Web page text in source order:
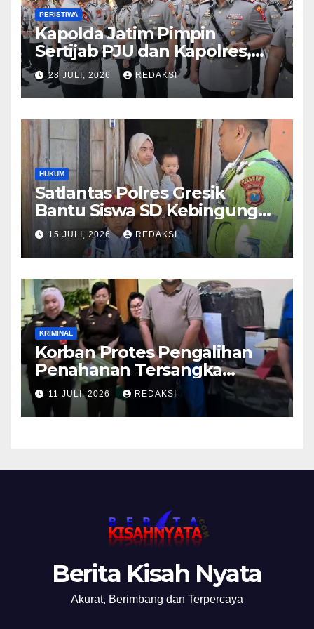
PERISTIWA
Kapolda Jatim Pimpin
Sertijab PJU dan Kapolres,
Perkuat Regenerasi
Kepemimpinan dan
Pelayanan Presisi
28 JULI, 2026 REDAKSI
HUKUM
Satlantas Polres Gresik
Bantu Siswa SD Kebingungan
Saat Pulang Sekolah,
Langsung Diantar ke Rumah
Orang Tua Lega
15 JULI, 2026 REDAKSI
KRIMINAL
Korban Protes Pengalihan
Penahanan Tersangka
Pemalsuan Merek Skincare,
Kasi Penkum Kejati Jatim:
Nanti Saya Tegur Jaksanya
11 JULI, 2026 REDAKSI
Berita Kisah Nyata
Akurat, Berimbang dan Terpercaya